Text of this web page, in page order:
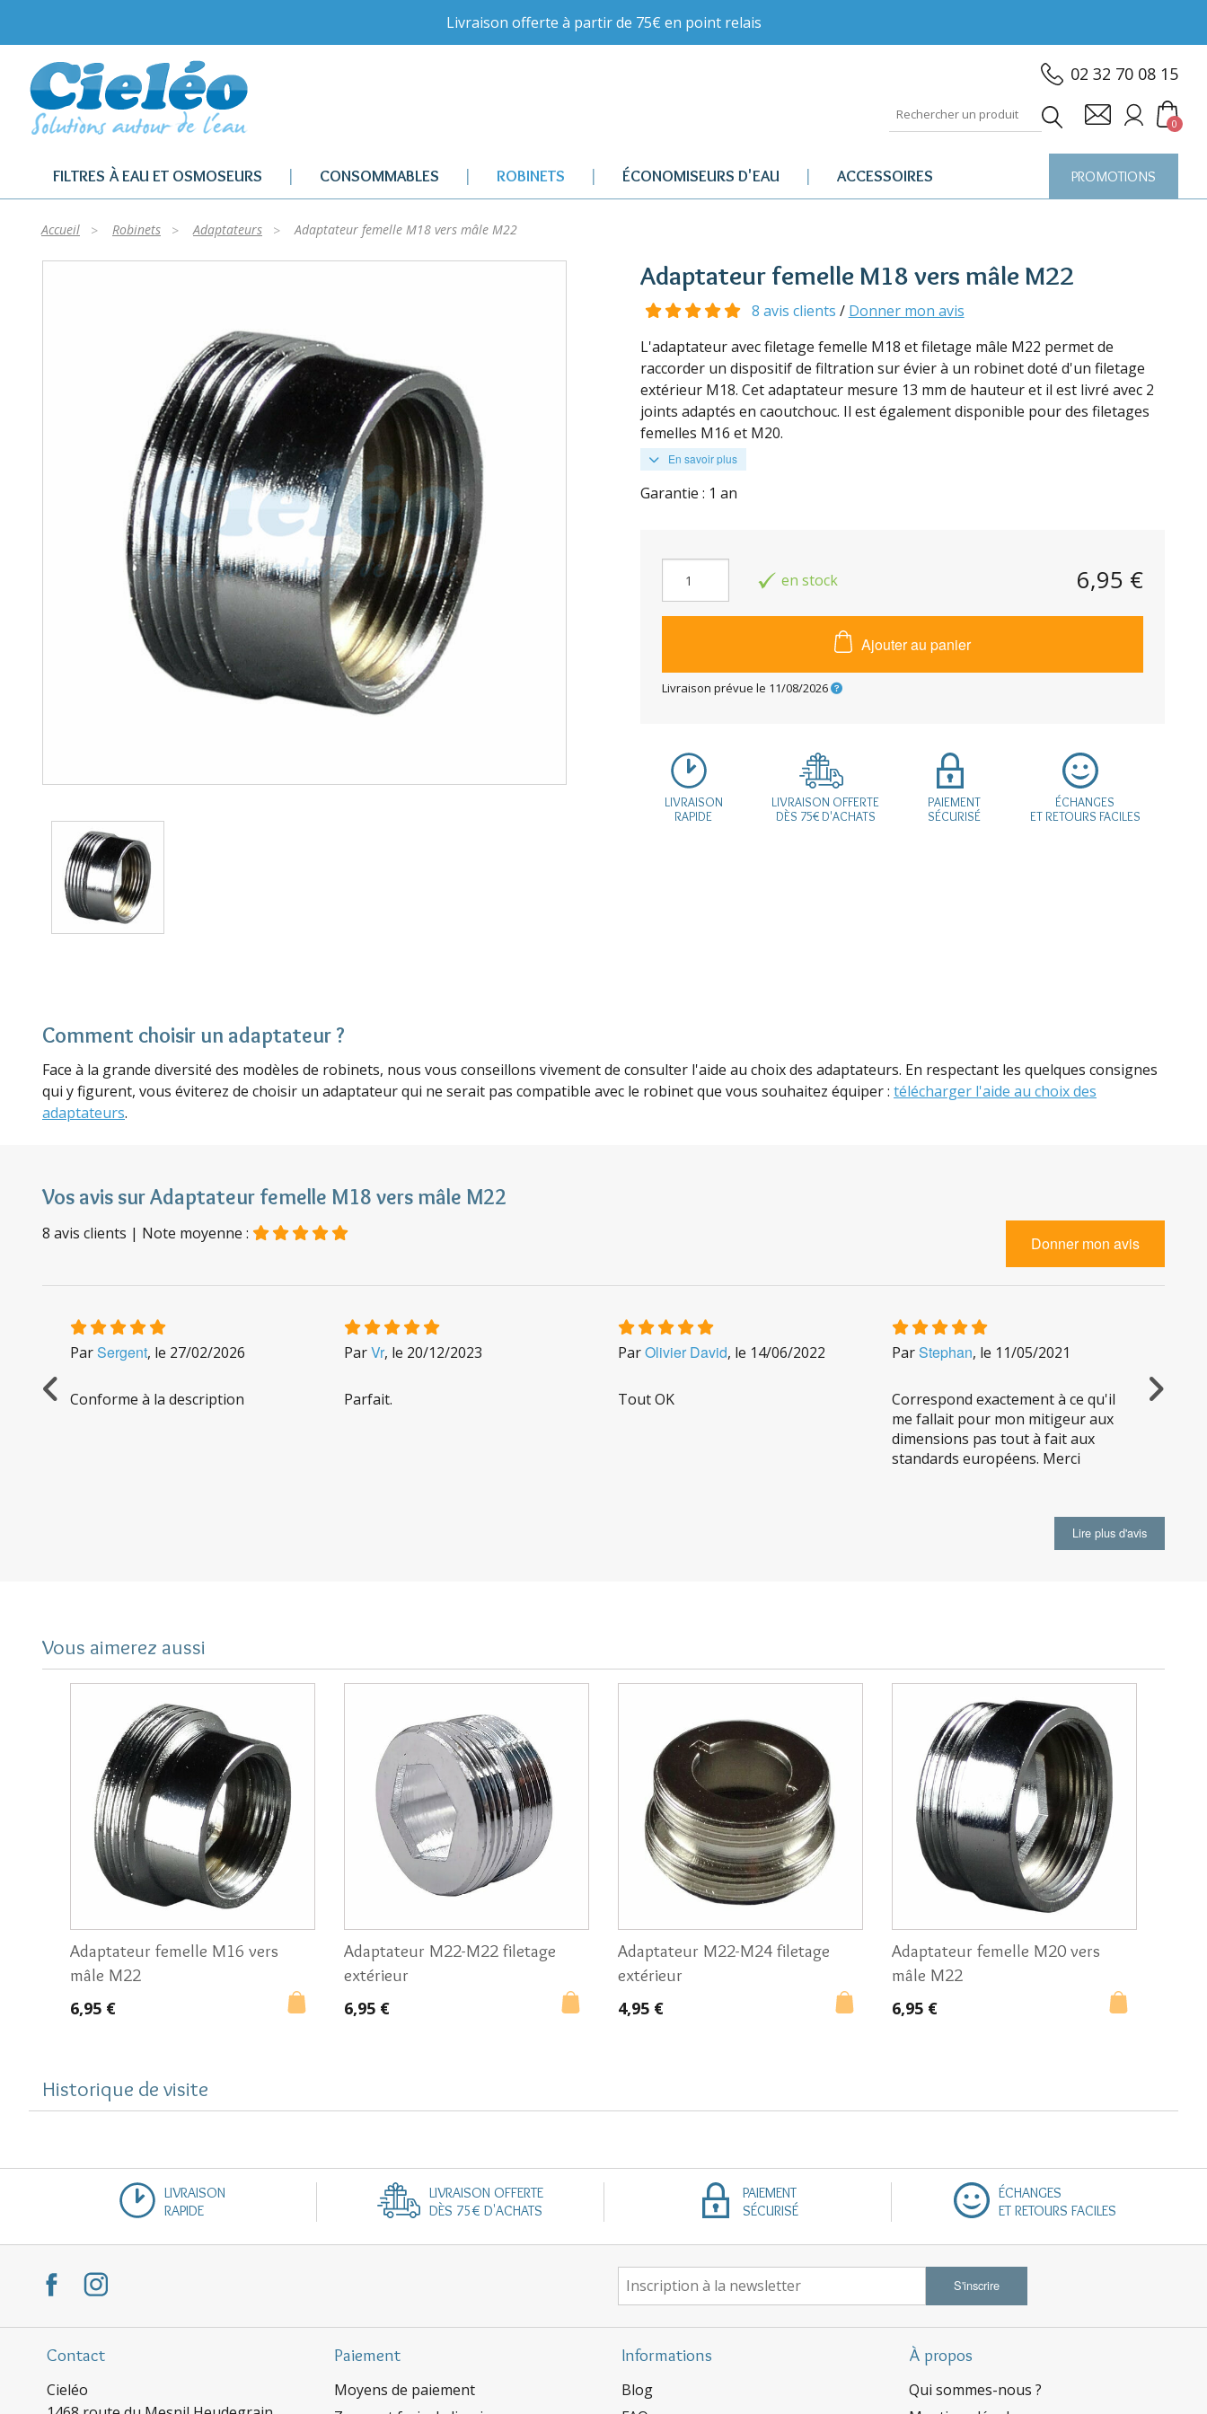
Livraison offerte à partir de 75€ en point relais
02 32 70 08 15
0
FILTRES À EAU ET OSMOSEURS CONSOMMABLES ROBINETS ÉCONOMISEURS D'EAU ACCESSOIRES PROMOTIONS
Accueil Robinets Adaptateurs Adaptateur femelle M18 vers mâle M22
Adaptateur femelle M18 vers mâle M22
LIVRAISON
RAPIDE
LIVRAISON OFFERTE
DÈS 75€ D'ACHATS
PAIEMENT
SÉCURISÉ
ÉCHANGES
ET RETOURS FACILES
en stock 6,95 €
Ajouter au panier
Livraison prévue le 11/08/2026
8 avis clients / Donner mon avis
L'adaptateur avec filetage femelle M18 et filetage mâle M22 permet de
raccorder un dispositif de filtration sur évier à un robinet doté d'un filetage
extérieur M18. Cet adaptateur mesure 13 mm de hauteur et il est livré avec 2
joints adaptés en caoutchouc. Il est également disponible pour des filetages
femelles M16 et M20.
En savoir plus
Garantie : 1 an
Comment choisir un adaptateur ?
Face à la grande diversité des modèles de robinets, nous vous conseillons vivement de consulter l'aide au choix des adaptateurs. En respectant les quelques consignes
qui y figurent, vous éviterez de choisir un adaptateur qui ne serait pas compatible avec le robinet que vous souhaitez équiper : télécharger l'aide au choix des
adaptateurs.
Vos avis sur Adaptateur femelle M18 vers mâle M22
8 avis clients | Note moyenne : Donner mon avis
ParSergent, le 27/02/2026
Conforme à la description
ParVr, le 20/12/2023
Parfait.
ParOlivier David, le 14/06/2022
Tout OK
ParStephan, le 11/05/2021
Correspond exactement à ce qu'il
me fallait pour mon mitigeur aux
dimensions pas tout à fait aux
standards européens. Merci
Lire plus d'avis
Vous aimerez aussi
Adaptateur femelle M16 vers
mâle M22
6,95 €
Adaptateur M22-M22 filetage
extérieur
6,95 €
Adaptateur M22-M24 filetage
extérieur
4,95 €
Adaptateur femelle M20 vers
mâle M22
6,95 €
Historique de visite
LIVRAISON
RAPIDE
LIVRAISON OFFERTE
DÈS 75€ D'ACHATS
PAIEMENT
SÉCURISÉ
ÉCHANGES
ET RETOURS FACILES
S'inscrire
Contact
Cieléo
Paiement
Moyens de paiement
Informations
Blog
À propos
Qui sommes-nous ?